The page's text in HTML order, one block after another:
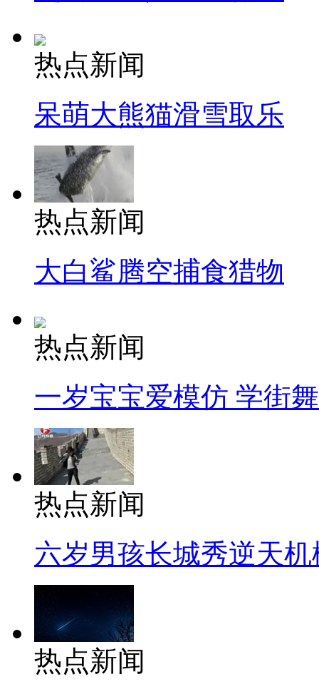
热点新闻
呆萌大熊猫滑雪取乐
热点新闻
大白鲨腾空捕食猎物
热点新闻
一岁宝宝爱模仿 学街
热点新闻
六岁男孩长城秀逆天机
热点新闻